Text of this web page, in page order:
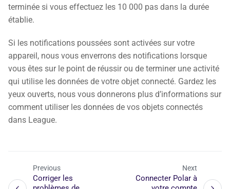
terminée si vous effectuez les 10 000 pas dans la durée
établie.
Si les notifications poussées sont activées sur votre
appareil, nous vous enverrons des notifications lorsque
vous êtes sur le point de réussir ou de terminer une activité
qui utilise les données de votre objet connecté. Gardez les
yeux ouverts, nous vous donnerons plus d’informations sur
comment utiliser les données de vos objets connectés
dans League.
Previous
Corriger les
Next
Connecter Polar à